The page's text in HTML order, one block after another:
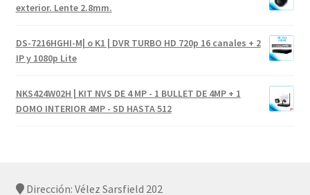
exterior. Lente 2.8mm.
DS-7216HGHI-M| o K1 | DVR TURBO HD 720p 16 canales + 2
IP y 1080p Lite
NKS424W02H | KIT NVS DE 4 MP - 1 BULLET DE 4MP + 1
DOMO INTERIOR 4MP - SD HASTA 512
Dirección: Vélez Sarsfield 202